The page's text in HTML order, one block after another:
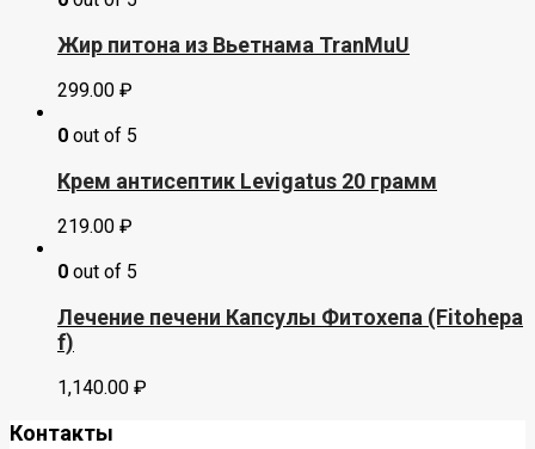
Жир питона из Вьетнама TranMuU
299.00 ₽
0 out of 5
Крем антисептик Levigatus 20 грамм
219.00 ₽
0 out of 5
Лечение печени Капсулы Фитохепа (Fitohepa
f)
1,140.00 ₽
Контакты